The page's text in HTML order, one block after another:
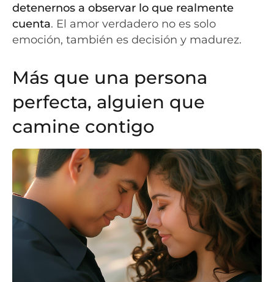
detenernos a observar lo que realmente
cuenta. El amor verdadero no es solo
emoción, también es decisión y madurez.
Más que una persona
perfecta, alguien que
camine contigo